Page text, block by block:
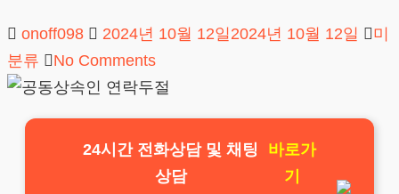
onoff098 2024년 10월 12일 2024년 10월 12일
미
분류
No Comments
24시간 전화상담 및 채팅
상담
바로가
기